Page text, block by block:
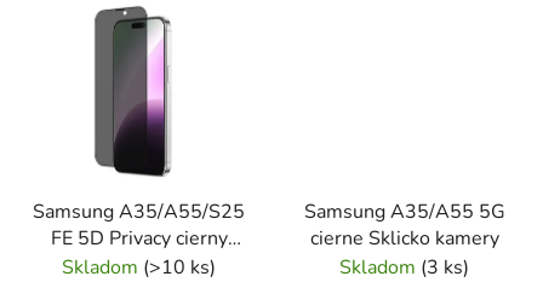
Samsung A35/A55/S25
FE 5D Privacy cierny
ochranné sklo
Skladom (>10 ks)
Samsung A35/A55 5G
cierne Sklicko kamery
Skladom (3 ks)